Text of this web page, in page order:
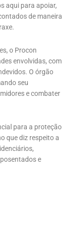
aqui para apoiar,
de maneira
o Procon
envolvidas, com
O órgão
seu
e combater
para a proteção
que diz respeito a
e